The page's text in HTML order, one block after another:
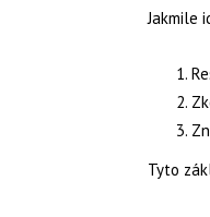
Jakmile
Tyto